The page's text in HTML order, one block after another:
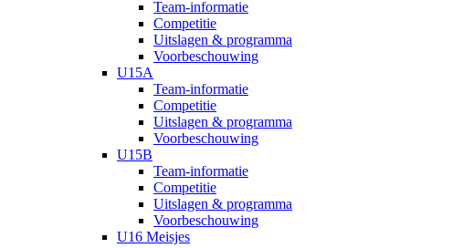
Team-informatie
Competitie
Uitslagen & programma
Voorbeschouwing
U15A
Team-informatie
Competitie
Uitslagen & programma
Voorbeschouwing
U15B
Team-informatie
Competitie
Uitslagen & programma
Voorbeschouwing
U16 Meisjes